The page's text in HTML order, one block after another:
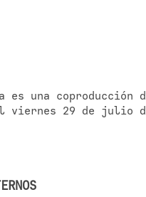
es una coproducción
viernes 29 de julio